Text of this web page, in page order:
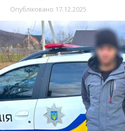
Опубліковано 17.12.2025